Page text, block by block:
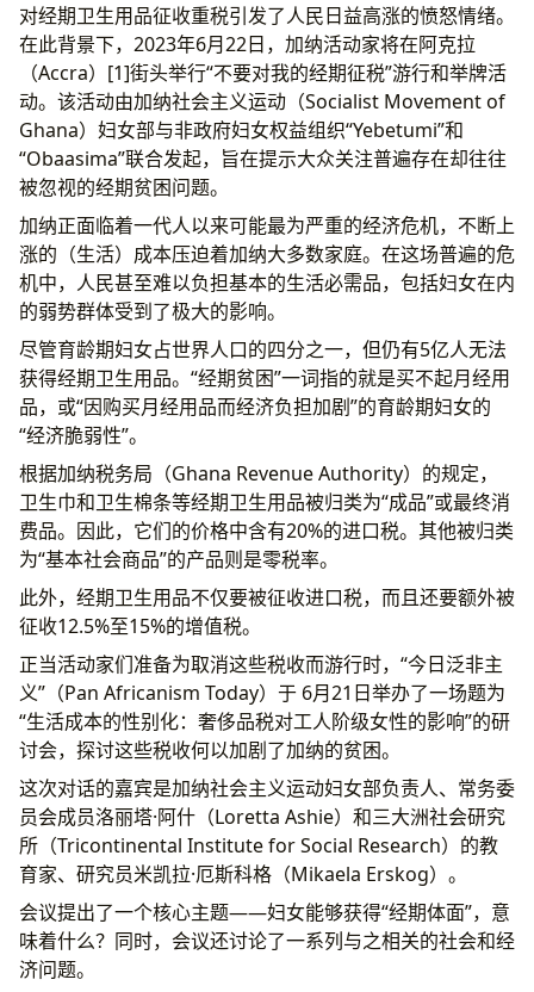
对经期卫生用品征收重税引发了人民日益高涨的愤怒情绪。
在此背景下，2023年6月22日，加纳活动家将在阿克拉
（Accra）[1]街头举行“不要对我的经期征税”游行和举牌活
动。该活动由加纳社会主义运动（Socialist Movement of
Ghana）妇女部与非政府妇女权益组织“Yebetumi”和
“Obaasima”联合发起，旨在提示大众关注普遍存在却往往
被忽视的经期贫困问题。
加纳正面临着一代人以来可能最为严重的经济危机，不断上
涨的（生活）成本压迫着加纳大多数家庭。在这场普遍的危
机中，人民甚至难以负担基本的生活必需品，包括妇女在内
的弱势群体受到了极大的影响。
尽管育龄期妇女占世界人口的四分之一，但仍有5亿人无法
获得经期卫生用品。“经期贫困”一词指的就是买不起月经用
品，或“因购买月经用品而经济负担加剧”的育龄期妇女的
“经济脆弱性”。
根据加纳税务局（Ghana Revenue Authority）的规定，
卫生巾和卫生棉条等经期卫生用品被归类为“成品”或最终消
费品。因此，它们的价格中含有20%的进口税。其他被归类
为“基本社会商品”的产品则是零税率。
此外，经期卫生用品不仅要被征收进口税，而且还要额外被
征收12.5%至15%的增值税。
正当活动家们准备为取消这些税收而游行时，“今日泛非主
义”（Pan Africanism Today）于 6月21日举办了一场题为
“生活成本的性别化：奢侈品税对工人阶级女性的影响”的研
讨会，探讨这些税收何以加剧了加纳的贫困。
这次对话的嘉宾是加纳社会主义运动妇女部负责人、常务委
员会成员洛丽塔·阿什（Loretta Ashie）和三大洲社会研究
所（Tricontinental Institute for Social Research）的教
育家、研究员米凯拉·厄斯科格（Mikaela Erskog）。
会议提出了一个核心主题——妇女能够获得“经期体面”，意
味着什么？同时，会议还讨论了一系列与之相关的社会和经
济问题。